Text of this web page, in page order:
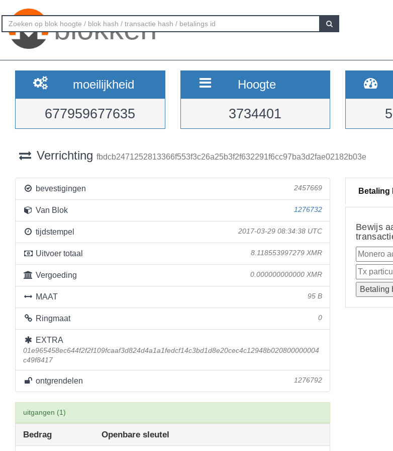
blokken
moeilijkheid
677959677635
Hoogte
3734401
Verrichting fbdcb2471252813366f553f3c26a25b3f2f632291f6cc97ba3d2fae02182b03e
bevestigingen 2457669
Van Blok 1276732
tijdstempel 2017-03-29 08:34:38 UTC
Uitvoer totaal 8.118553997279 XMR
Vergoeding 0.000000000000 XMR
MAAT 95 B
Ringmaat 0
EXTRA
01e965458ec644f2f2f109fcaaf3d824d4a1a1fedcf14c3bd1d8e20cec4c12948b020800000004
c49f8417
ontgrendelen 1276792
Betaling
Bewijs
uitgangen (1)
Bedrag Openbare sleutel